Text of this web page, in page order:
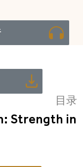
Strength in
目录